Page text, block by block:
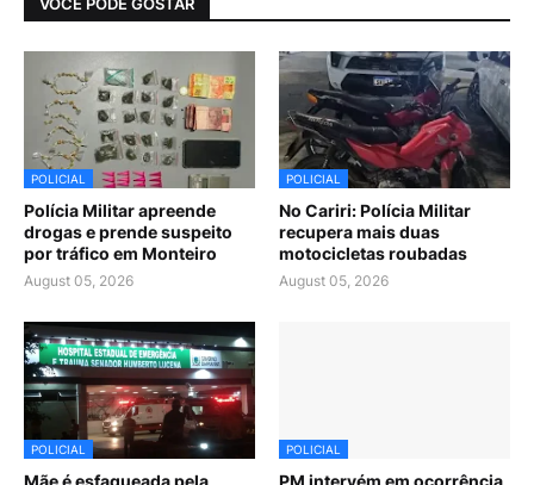
POLICIAL
Polícia Militar apreende
drogas e prende suspeito
por tráfico em Monteiro
August 05, 2026
POLICIAL
No Cariri: Polícia Militar
recupera mais duas
motocicletas roubadas
August 05, 2026
POLICIAL POLICIAL